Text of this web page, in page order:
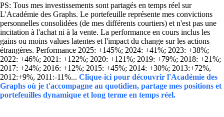
PS: Tous mes investissements sont partagés en temps réel sur
L'Académie des Graphs. Le portefeuille représente mes convictions
personnelles consolidées (de mes différents courtiers) et n'est pas une
incitation à l'achat ni à la vente. La performance en cours inclus les
gains ou moins values latentes et l'impact du change sur les actions
étrangères. Performance 2025: +145%; 2024: +41%; 2023: +38%;
2022: +46%; 2021: +122%; 2020: +121%; 2019: +79%; 2018: +21%;
2017: +24%; 2016: +12%; 2015: +45%; 2014: +30%; 2013:+72%,
2012:+9%, 2011:-11%... Clique-ici pour découvrir l'Académie des
Graphs où je t'accompagne au quotidien, partage mes positions et
portefeuilles dynamique et long terme en temps réel.